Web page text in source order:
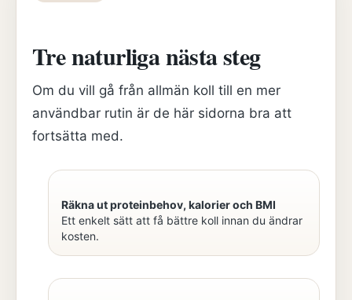
Tre naturliga nästa steg
Om du vill gå från allmän koll till en mer
användbar rutin är de här sidorna bra att
fortsätta med.
Räkna ut proteinbehov, kalorier och BMI
Ett enkelt sätt att få bättre koll innan du ändrar
kosten.